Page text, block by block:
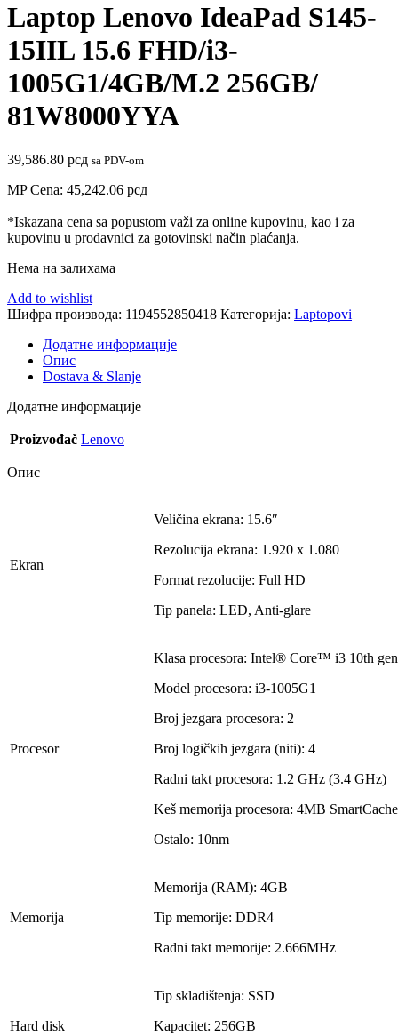
Laptop Lenovo IdeaPad S145-
15IIL 15.6 FHD/i3-
1005G1/4GB/M.2 256GB/
81W8000YYA
39,586.80 рсд sa PDV-om
MP Cena: 45,242.06 рсд
*Iskazana cena sa popustom važi za online kupovinu, kao i za
kupovinu u prodavnici za gotovinski način plaćanja.
Нема на залихама
Add to wishlist
Шифра производа: 1194552850418 Категорија: Laptopovi
Додатне информације
Опис
Dostava & Slanje
Додатне информације
Proizvođač Lenovo
Опис
Ekran
Veličina ekrana: 15.6″
Rezolucija ekrana: 1.920 x 1.080
Format rezolucije: Full HD
Tip panela: LED, Anti-glare
Procesor
Klasa procesora: Intel® Core™ i3 10th gen
Model procesora: i3-1005G1
Broj jezgara procesora: 2
Broj logičkih jezgara (niti): 4
Radni takt procesora: 1.2 GHz (3.4 GHz)
Keš memorija procesora: 4MB SmartCache
Ostalo: 10nm
Memorija
Memorija (RAM): 4GB
Tip memorije: DDR4
Radni takt memorije: 2.666MHz
Hard disk
Tip skladištenja: SSD
Kapacitet: 256GB